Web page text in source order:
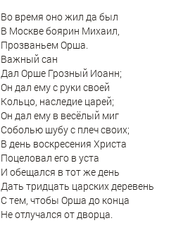
Во время оно жил да был
В Москве боярин Михаил,
Прозваньем Орша.
Важный сан
Дал Орше Грозный Иоанн;
Он дал ему с руки своей
Кольцо, наследие царей;
Он дал ему в весёлый миг
Соболью шубу с плеч своих;
В день воскресения Христа
Поцеловал его в уста
И обещался в тот же день
Дать тридцать царских деревень
С тем, чтобы Орша до конца
Не отлучался от дворца.